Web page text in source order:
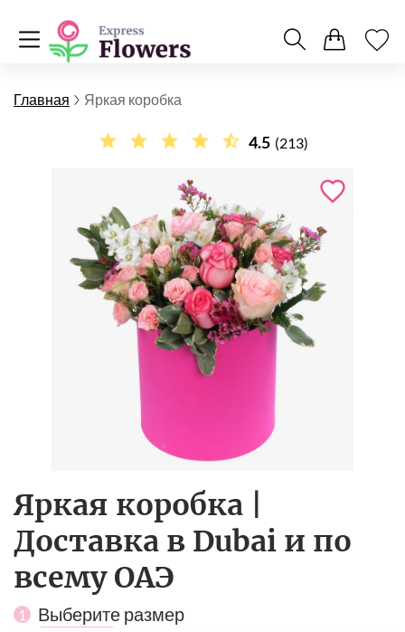
Главная Яркая коробка
4.5 (213)
Яркая коробка |
Доставка в Dubai и по
всему ОАЭ
1 Выберите размер